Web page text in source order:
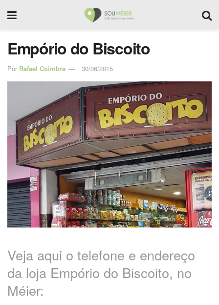
Empório do Biscoito
Por Rafael Coimbra 30/06/2015
Veja aqui o telefone e endereço
da loja Empório do Biscoito, no
Méier: